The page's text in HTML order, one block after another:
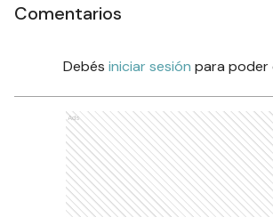
Comentarios
Debés iniciar sesión para poder
Ads